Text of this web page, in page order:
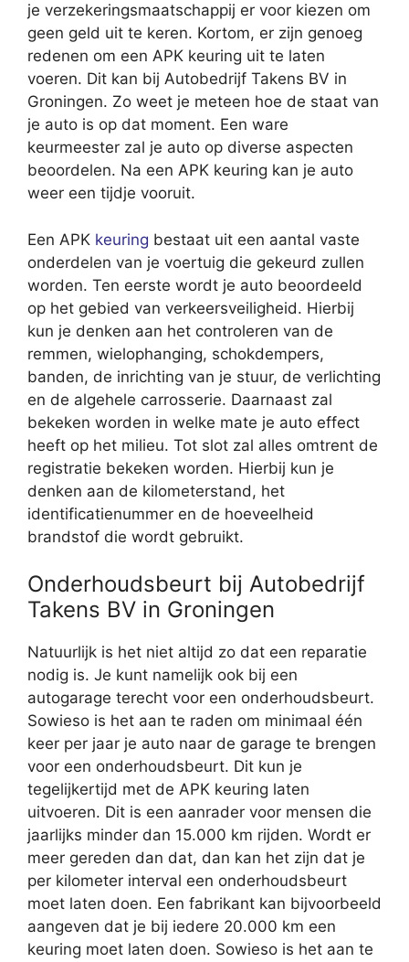
je verzekeringsmaatschappij er voor kiezen om
geen geld uit te keren. Kortom, er zijn genoeg
redenen om een APK keuring uit te laten
voeren. Dit kan bij Autobedrijf Takens BV in
Groningen. Zo weet je meteen hoe de staat van
je auto is op dat moment. Een ware
keurmeester zal je auto op diverse aspecten
beoordelen. Na een APK keuring kan je auto
weer een tijdje vooruit.
Een APK keuring bestaat uit een aantal vaste
onderdelen van je voertuig die gekeurd zullen
worden. Ten eerste wordt je auto beoordeeld
op het gebied van verkeersveiligheid. Hierbij
kun je denken aan het controleren van de
remmen, wielophanging, schokdempers,
banden, de inrichting van je stuur, de verlichting
en de algehele carrosserie. Daarnaast zal
bekeken worden in welke mate je auto effect
heeft op het milieu. Tot slot zal alles omtrent de
registratie bekeken worden. Hierbij kun je
denken aan de kilometerstand, het
identificatienummer en de hoeveelheid
brandstof die wordt gebruikt.
Onderhoudsbeurt bij Autobedrijf
Takens BV in Groningen
Natuurlijk is het niet altijd zo dat een reparatie
nodig is. Je kunt namelijk ook bij een
autogarage terecht voor een onderhoudsbeurt.
Sowieso is het aan te raden om minimaal één
keer per jaar je auto naar de garage te brengen
voor een onderhoudsbeurt. Dit kun je
tegelijkertijd met de APK keuring laten
uitvoeren. Dit is een aanrader voor mensen die
jaarlijks minder dan 15.000 km rijden. Wordt er
meer gereden dan dat, dan kan het zijn dat je
per kilometer interval een onderhoudsbeurt
moet laten doen. Een fabrikant kan bijvoorbeeld
aangeven dat je bij iedere 20.000 km een
keuring moet laten doen. Sowieso is het aan te